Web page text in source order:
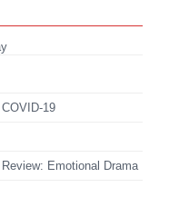
19
Emotional Drama